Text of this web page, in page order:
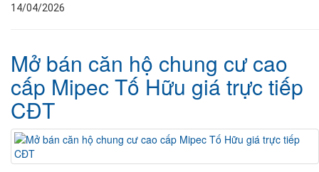
14/04/2026
Mở bán căn hộ chung cư cao
cấp Mipec Tố Hữu giá trực tiếp
CĐT